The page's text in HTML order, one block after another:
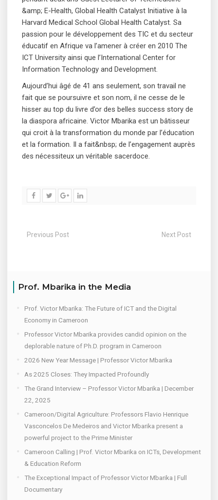
&amp; E-Health, Global Health Catalyst Initiative à la
Harvard Medical School Global Health Catalyst. Sa
passion pour le développement des TIC et du secteur
éducatif en Afrique va l’amener à créer en 2010 The
ICT University ainsi que l’International Center for
Information Technology and Development.
Aujourd’hui âgé de 41 ans seulement, son travail ne
fait que se poursuivre et son nom, il ne cesse de le
hisser au top du livre d’or des belles success story de
la diaspora africaine. Victor Mbarika est un bâtisseur
qui croit à la transformation du monde par l’éducation
et la formation. Il a fait&nbsp; de l’engagement auprès
des nécessiteux un véritable sacerdoce.
Previous Post Next Post
Prof. Mbarika in the Media
Prof. Victor Mbarika: The Future of ICT and the Digital
Economy in Cameroon
Professor Victor Mbarika provides candid opinion on the
deplorable nature of Ph.D. program in Cameroon
2026 New Year Message | Professor Victor Mbarika
As 2025 Closes: They Impacted Profoundly
The Grand Interview – Professor Victor Mbarika | December
22, 2025
Cameroon/Digital Agriculture: Professors Flavio Henrique
Vasconcelos De Medeiros and Victor Mbarika present a
powerful project to the Prime Minister
Cameroon Calling | Prof. Victor Mbarika on ICTs, Development
& Education Reform
The Exceptional Impact of Professor Victor Mbarika | Full
Documentary